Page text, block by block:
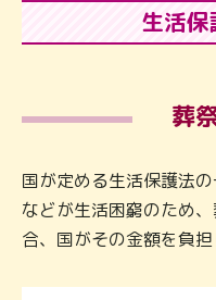
生活
葬
国が定める生活保護法
などが生活困窮のため
合、国がその金額を負担